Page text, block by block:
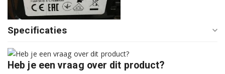
TCA6401/02
TCA6401/01
Specificaties
Heb je een vraag over dit product?